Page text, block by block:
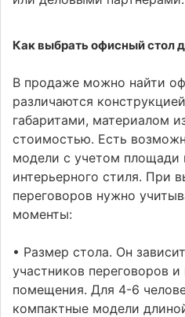
Как выбрать офисный стол
В продаже можно найти
различаются
габаритами, материалом
стоимостью. Есть
модели с учетом площади
интерьерного стиля. При
переговоров нужно
моменты:
• Размер стола. Он
участников переговоров
помещения. Для 4-6
компактные модели